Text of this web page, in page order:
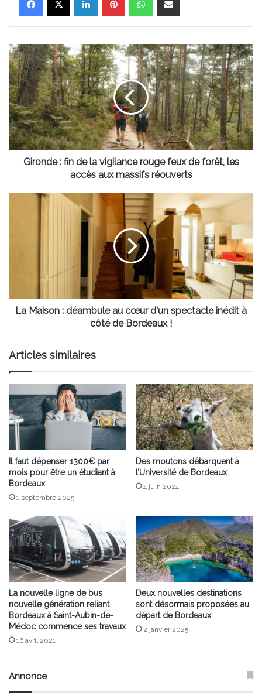
Gironde
:
fin
de
la
vigilance
rouge
feux
de
forêt,
réouverts
Gironde : fin de la vigilance rouge feux de forêt, les
accès aux massifs réouverts
inédit
!
La Maison : déambule au cœur d'un spectacle inédit à
côté de Bordeaux !
Articles similaires
Il faut dépenser 1300€ par
mois pour être un étudiant à
Bordeaux
1 septembre 2025
Des moutons débarquent à
l’Université de Bordeaux
4 juin 2024
La nouvelle ligne de bus
nouvelle génération reliant
Bordeaux à Saint-Aubin-de-
Médoc commence ses travaux
16 avril 2021
Deux nouvelles destinations
sont désormais proposées au
départ de Bordeaux
2 janvier 2025
Annonce